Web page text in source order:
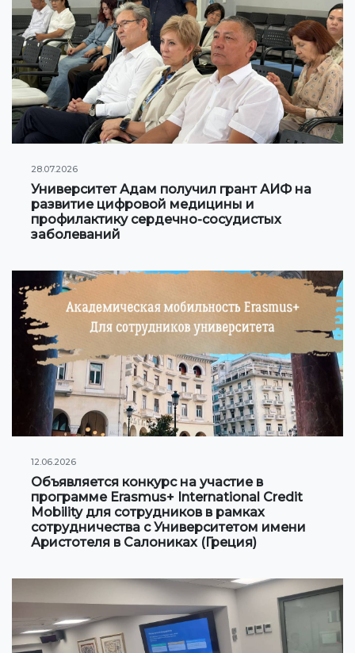
Академическая мобильность
Мобильность студентов
СТУДЕНЧЕСКАЯ ЖИЗНЬ
Личный кабинет студента
Учебное расписание
Студенческое правительство
Инициативы
Клуб по интересам
Информация по грантам и стипендиям
НОВОСТИ
КОНТАКТНАЯ ИНФОРМАЦИЯ
АРХИВ
28.07.2026
Университет Адам получил грант АИФ на
развитие цифровой медицины и
профилактику сердечно-сосудистых
заболеваний
12.06.2026
Объявляется конкурс на участие в
программе Erasmus+ International Credit
Mobility для сотрудников в рамках
сотрудничества с Университетом имени
Аристотеля в Салониках (Греция)